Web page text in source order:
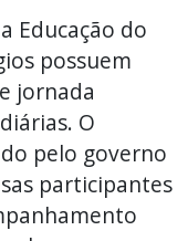
Educação do
possuem
jornada
O
pelo governo
participantes